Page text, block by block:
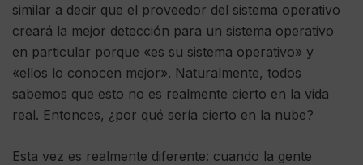
similar a decir que el proveedor del sistema operativo
creará la mejor detección para un sistema operativo
en particular porque «es su sistema operativo» y
«ellos lo conocen mejor». Naturalmente, todos
sabemos que esto no es realmente cierto en la vida
real. Entonces, ¿por qué sería cierto en la nube?
Esta vez es realmente diferente: cuando la gente